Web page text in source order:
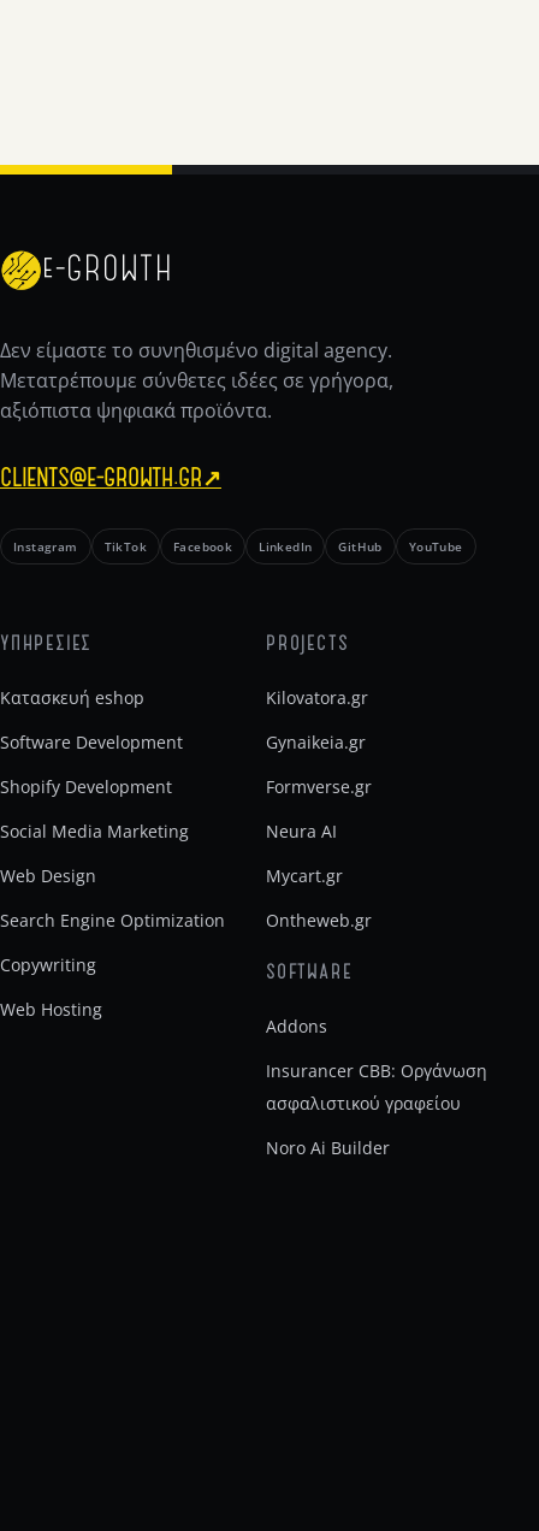
e-GROWTH
Δεν είμαστε το συνηθισμένο digital agency.
Μετατρέπουμε σύνθετες ιδέες σε γρήγορα,
αξιόπιστα ψηφιακά προϊόντα.
CLIENTS@E-GROWTH.GR ↗
Instagram TikTok Facebook LinkedIn GitHub YouTube
ΥΠΗΡΕΣΙΕΣ
Κατασκευή eshop
Software Development
Shopify Development
Social Media Marketing
Web Design
Search Engine Optimization
Copywriting
Web Hosting
PROJECTS
Kilovatora.gr
Gynaikeia.gr
Formverse.gr
Neura AI
Mycart.gr
Ontheweb.gr
SOFTWARE
Addons
Insurancer CBB: Οργάνωση
ασφαλιστικού γραφείου
Noro Ai Builder